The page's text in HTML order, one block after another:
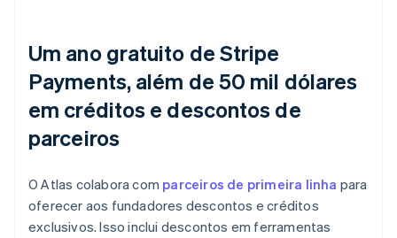
Um ano gratuito de Stripe
Payments, além de 50 mil dólares
em créditos e descontos de
parceiros
O Atlas colabora com parceiros de primeira linha para
oferecer aos fundadores descontos e créditos
exclusivos. Isso inclui descontos em ferramentas